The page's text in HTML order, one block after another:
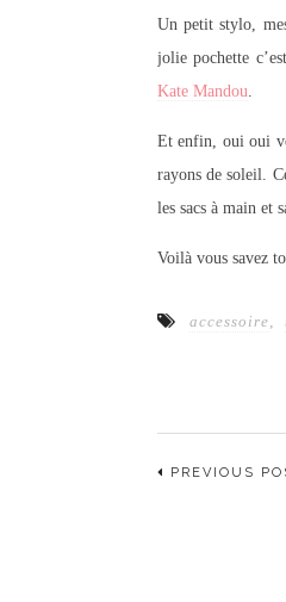
Un petit stylo,
jolie pochette
Kate Mandou.
Et enfin, oui oui
rayons de soleil.
les sacs à main et
Voilà vous savez
accessoire,
PREVIOUS